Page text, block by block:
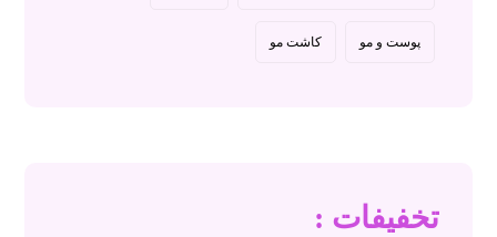
پوست و مو کاشت مو
تخفیفات :